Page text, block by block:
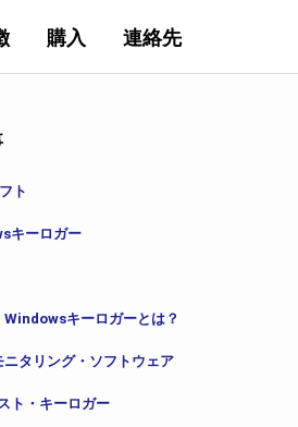
購入 連絡先
ト
キーロガー
キーロガーとは？
タリング・ソフトウェア
ト・キーロガー